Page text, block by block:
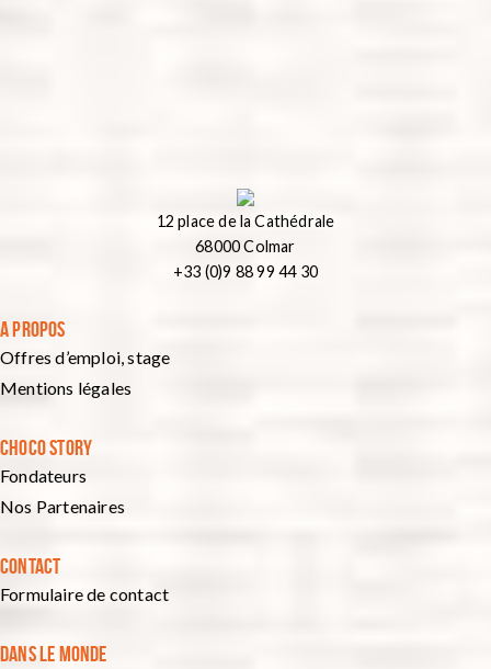
12 place de la Cathédrale
68000 Colmar
+33 (0)9 88 99 44 30
A PROPOS
Offres d’emploi, stage
Mentions légales
CHOCO STORY
Fondateurs
Nos Partenaires
CONTACT
Formulaire de contact
DANS LE MONDE